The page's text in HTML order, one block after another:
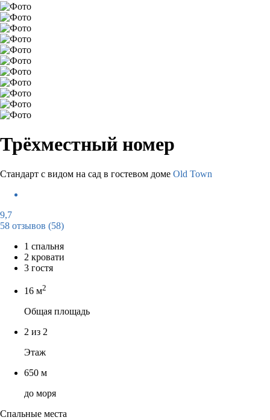
Трёхместный номер
Стандарт с видом на сад в гостевом доме Old Town
9,7
58 отзывов (58)
1 спальня
2 кровати
3 гостя
16 м2
Общая площадь
2 из 2
Этаж
650 м
до моря
Спальные места